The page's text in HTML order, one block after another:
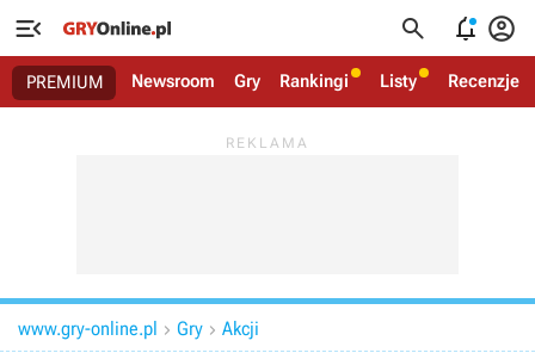
   
PREMIUM Newsroom Gry Rankingi Listy Recenzje
www.gry-online.pl  Gry  Akcji